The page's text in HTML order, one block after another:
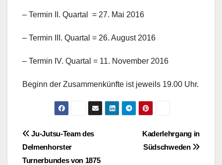
– Termin II. Quartal = 27. Mai 2016
– Termin III. Quartal = 26. August 2016
– Termin IV. Quartal = 11. November 2016
Beginn der Zusammenkünfte ist jeweils 19.00 Uhr.
BeitragsnavigationKaderlehrgang in
Südschweden
Ju-Jutsu-Team des
Delmenhorster
Turnerbundes von 1875